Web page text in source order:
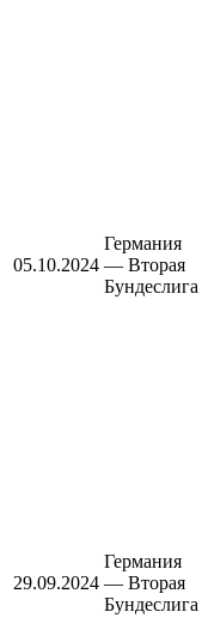
05.10.2024
Германия
— Вторая
Бундеслига
29.09.2024
Германия
— Вторая
Бундеслига